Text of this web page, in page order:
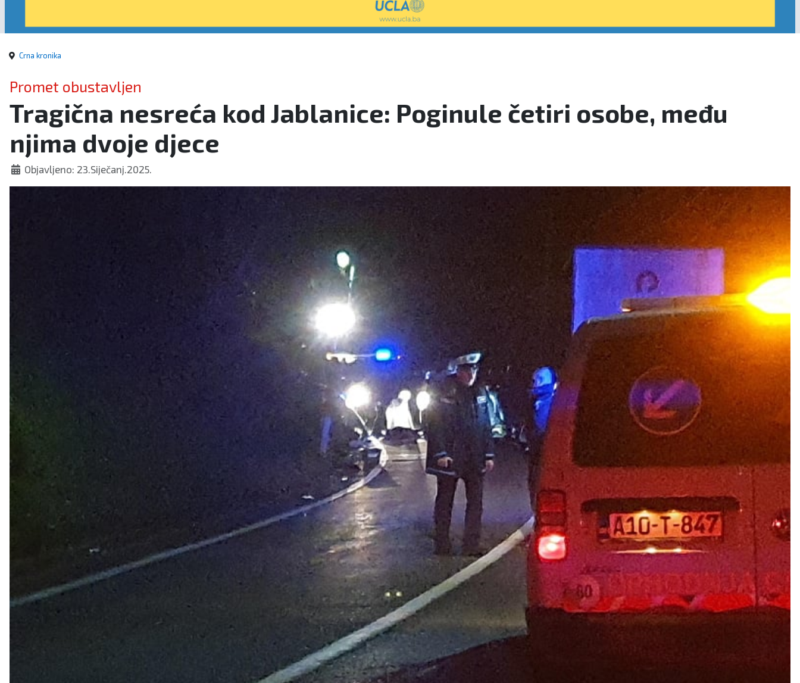
Crna kronika
Promet obustavljen
Tragična nesreća kod Jablanice: Poginule četiri osobe, među
njima dvoje djece
Objavljeno: 23.Siječanj.2025.